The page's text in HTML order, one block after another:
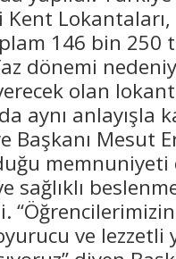
Kent
146 bin 250
dönemi
olan
aynı anlayışla
Başkanı Mesut
memnuniyeti
sağlıklı
ve lezzetli